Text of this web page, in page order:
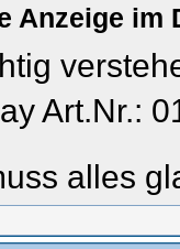
Anzeige im
Art.Nr.:
alles